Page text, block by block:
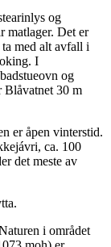
og
matlager. Det er
med alt avfall i
I
og
Blåvatnet 30 m
er åpen vinterstid.
ca. 100
det meste av
i området